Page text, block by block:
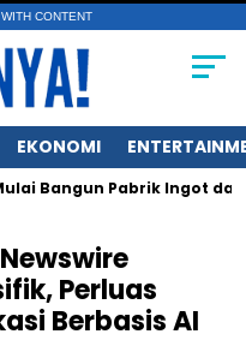
CONTENT
EKONOMI
Pabrik Ingot dan Wafer
Perluas
Berbasis AI